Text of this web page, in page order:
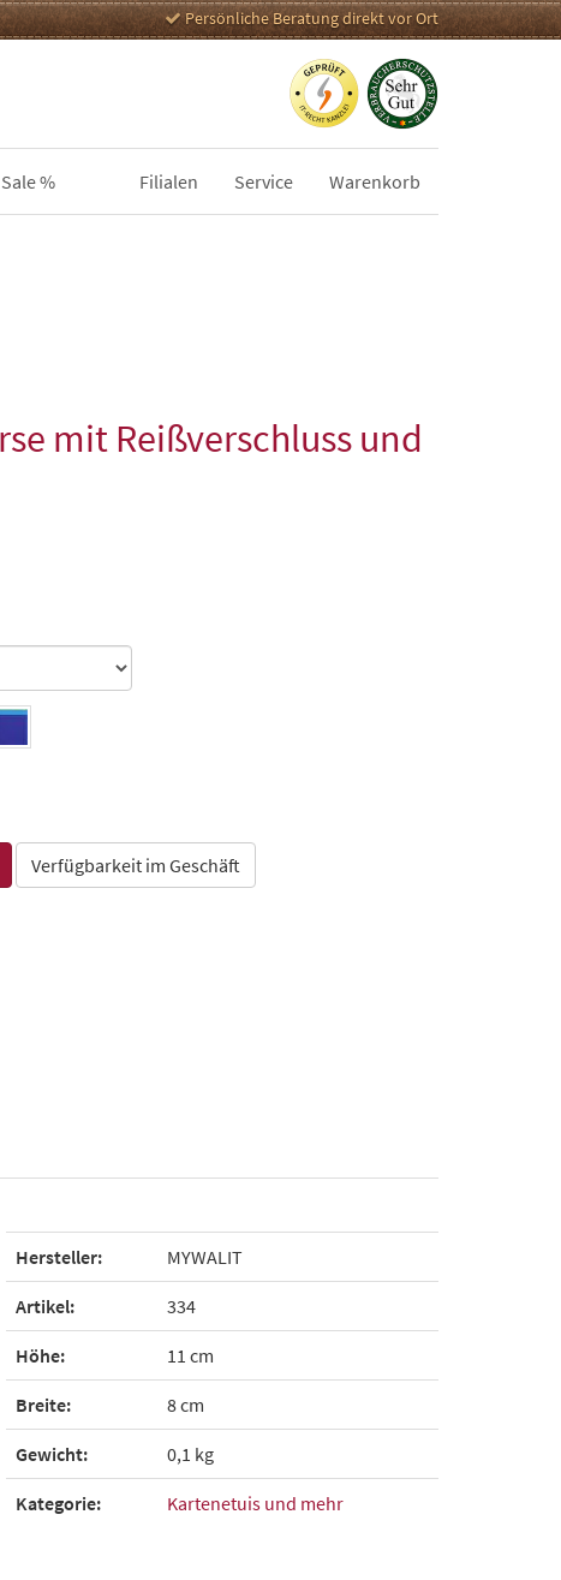
Persönliche Beratung direkt vor Ort
Sale % Filialen Service Warenkorb
mit Reißverschluss und
Verfügbarkeit im Geschäft
Hersteller: MYWALIT
Artikel: 334
Höhe: 11 cm
Breite: 8 cm
Gewicht: 0,1 kg
Kategorie: Kartenetuis und mehr